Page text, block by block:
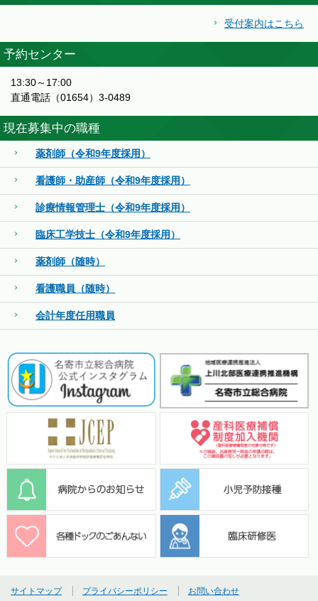
受付案内はこちら
予約センター
13:30～17:00
直通電話（01654）3-0489
現在募集中の職種
薬剤師（令和9年度採用）
看護師・助産師（令和9年度採用）
診療情報管理士（令和9年度採用）
臨床工学技士（令和9年度採用）
薬剤師（随時）
看護職員（随時）
会計年度任用職員
サイトマップ プライバシーポリシー お問い合わせ